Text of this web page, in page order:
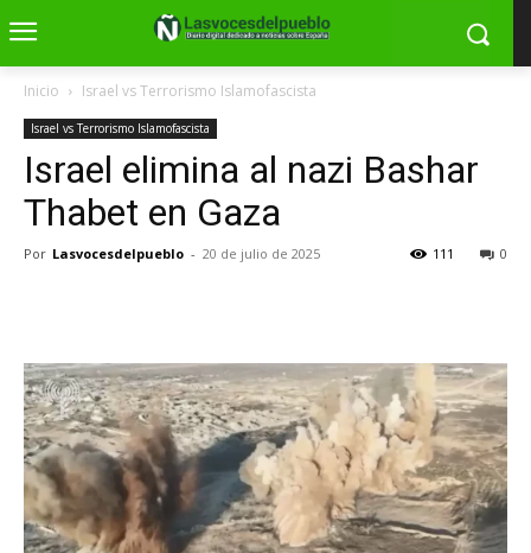
Inicio Israel vs Terrorismo Islamofascista
Israel vs Terrorismo Islamofascista
Israel elimina al nazi Bashar
Thabet en Gaza
Por Lasvocesdelpueblo - 20 de julio de 2025 0
111